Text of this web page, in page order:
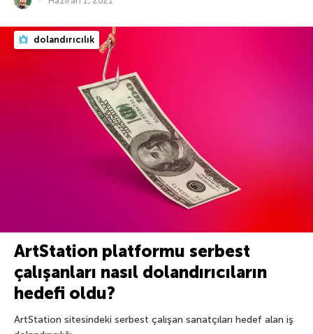
dolandırıcılık
ArtStation platformu serbest
çalışanları nasıl dolandırıcıların
hedefi oldu?
ArtStation sitesindeki serbest çalışan sanatçıları hedef alan iş